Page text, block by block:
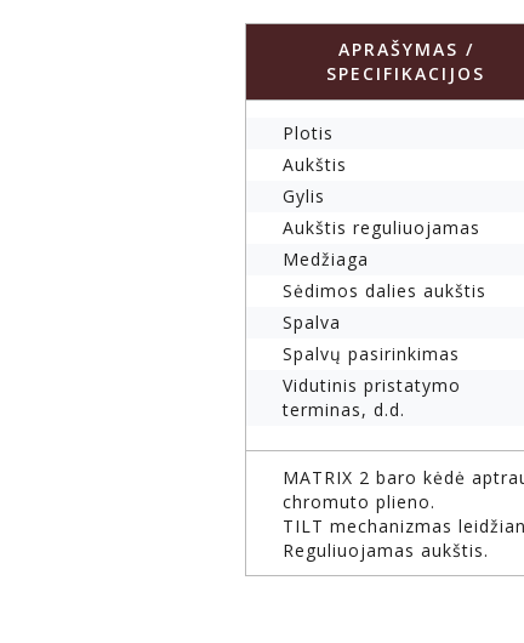
APRAŠYMAS /
SPECIFIKACIJOS
Plotis
Aukštis
Gylis
Aukštis reguliuojamas
Medžiaga
Sėdimos dalies aukštis
Spalva
Spalvų pasirinkimas
Vidutinis pristatymo
terminas, d.d.
MATRIX 2 baro kėdė
chromuto plieno.
TILT mechanizmas
Reguliuojamas aukštis.